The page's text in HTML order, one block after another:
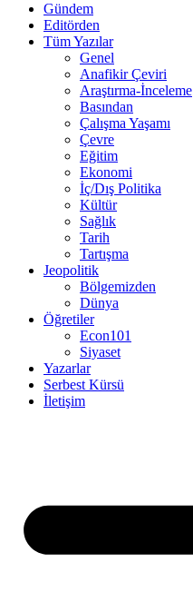
Gündem
Editörden
Tüm Yazılar
Genel
Anafikir Çeviri
Araştırma-İnceleme
Basından
Çalışma Yaşamı
Çevre
Eğitim
Ekonomi
İç/Dış Politika
Kültür
Sağlık
Tarih
Tartışma
Jeopolitik
Bölgemizden
Dünya
Öğretiler
Econ101
Siyaset
Yazarlar
Serbest Kürsü
İletişim